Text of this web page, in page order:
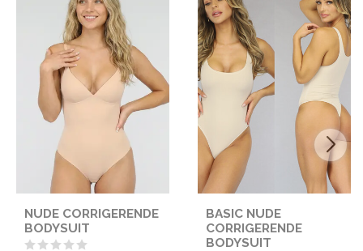
NUDE CORRIGERENDE
BODYSUIT
BASIC NUDE
CORRIGERENDE
BODYSUIT